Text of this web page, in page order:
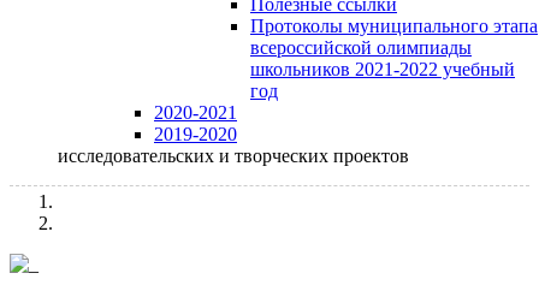
Полезные ссылки
Протоколы муниципального этапа
всероссийской олимпиады
школьников 2021-2022 учебный
год
2020-2021
2019-2020
исследовательских и творческих проектов